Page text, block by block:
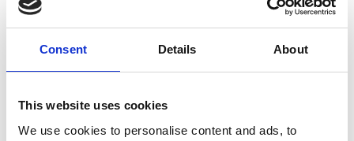
Consent Details About
This website uses cookies
We use cookies to personalise content and ads, to
10 Agosto 2026
Il vino italiano rimane leader sul mercato ceco
Italia